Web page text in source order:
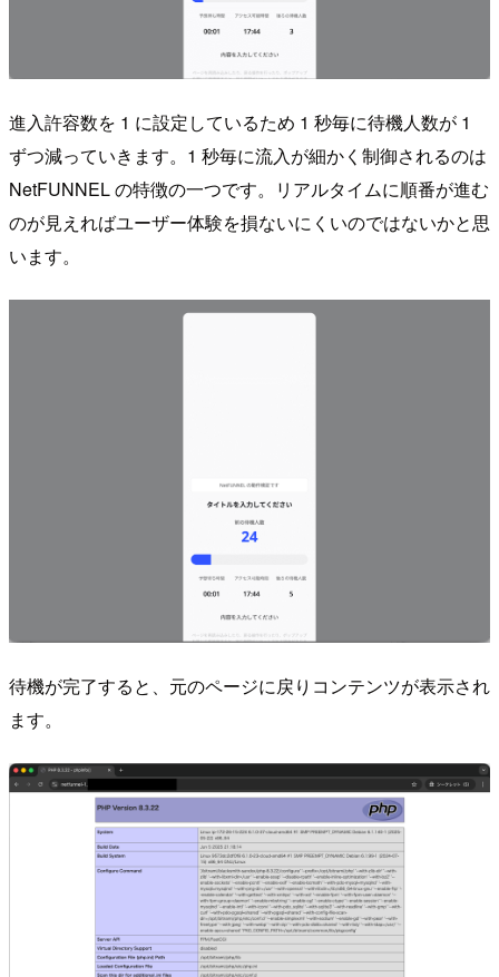
進入許容数を 1 に設定しているため 1 秒毎に待機人数が 1
ずつ減っていきます。1 秒毎に流入が細かく制御されるのは
NetFUNNEL の特徴の一つです。リアルタイムに順番が進む
のが見えればユーザー体験を損ないにくいのではないかと思
います。
待機が完了すると、元のページに戻りコンテンツが表示され
ます。